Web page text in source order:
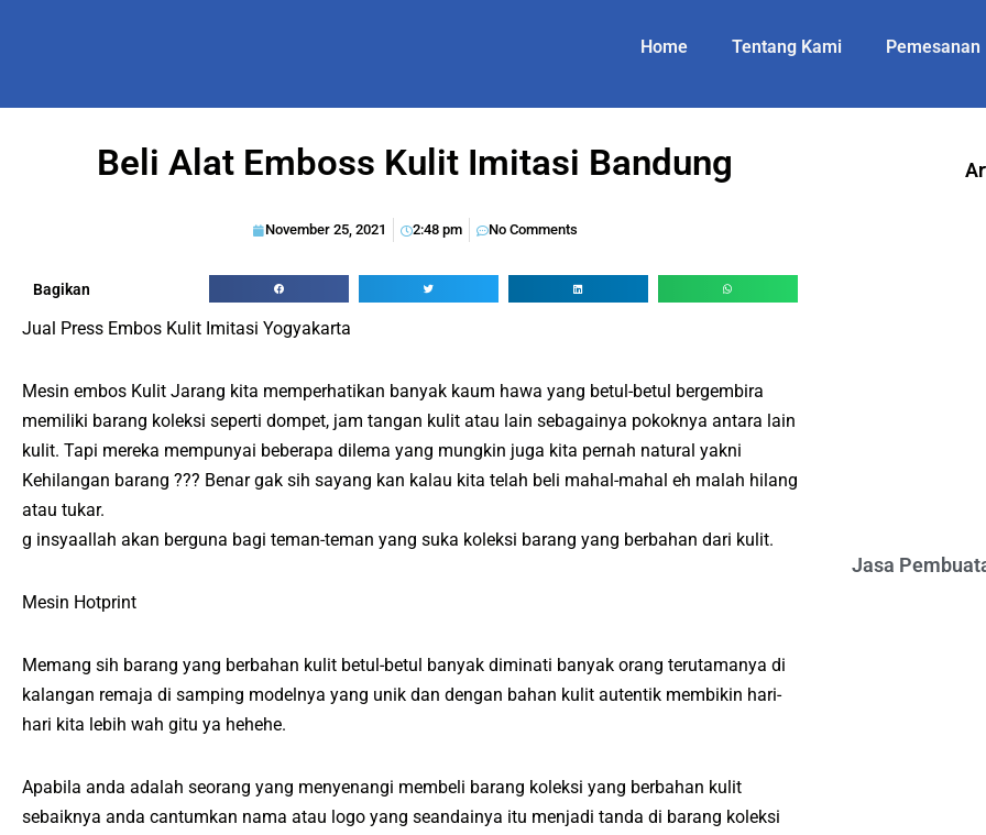
Home Tentang Kami Pemesanan
Beli Alat Emboss Kulit Imitasi Bandung
November 25, 2021 2:48 pm No Comments
Bagikan
Jual Press Embos Kulit Imitasi Yogyakarta
Mesin embos Kulit Jarang kita memperhatikan banyak kaum hawa yang betul-betul bergembira
memiliki barang koleksi seperti dompet, jam tangan kulit atau lain sebagainya pokoknya antara lain
kulit. Tapi mereka mempunyai beberapa dilema yang mungkin juga kita pernah natural yakni
Kehilangan barang ??? Benar gak sih sayang kan kalau kita telah beli mahal-mahal eh malah hilang
atau tukar.
g insyaallah akan berguna bagi teman-teman yang suka koleksi barang yang berbahan dari kulit.
Mesin Hotprint
Memang sih barang yang berbahan kulit betul-betul banyak diminati banyak orang terutamanya di
kalangan remaja di samping modelnya yang unik dan dengan bahan kulit autentik membikin hari-
hari kita lebih wah gitu ya hehehe.
Apabila anda adalah seorang yang menyenangi membeli barang koleksi yang berbahan kulit
sebaiknya anda cantumkan nama atau logo yang seandainya itu menjadi tanda di barang koleksi
Jasa